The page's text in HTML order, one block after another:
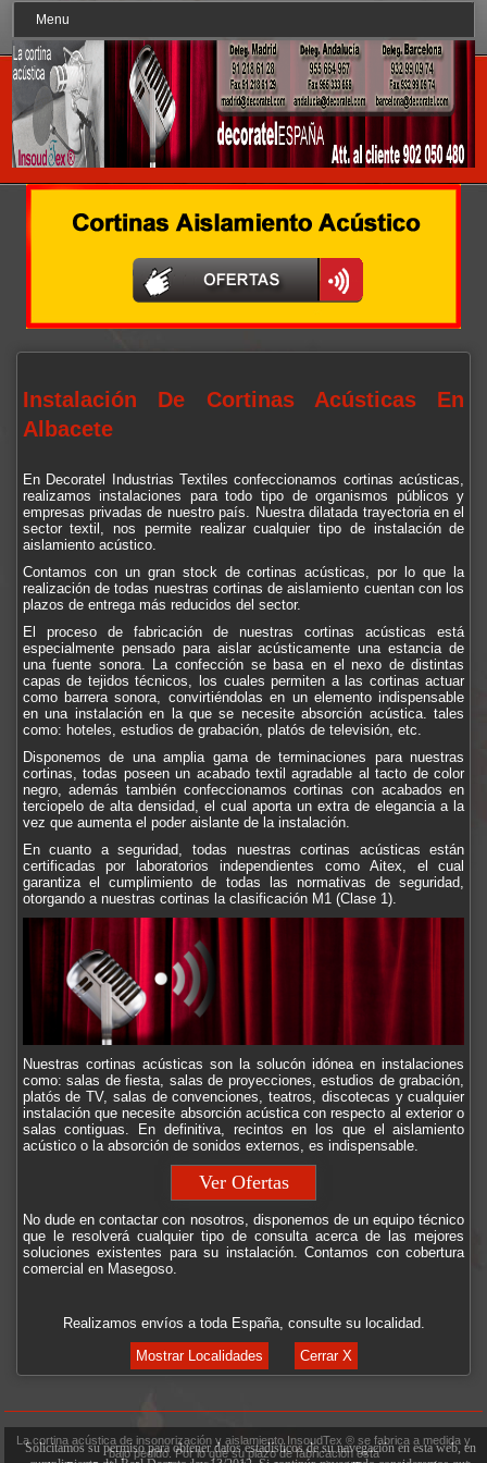
Menu
Instalación De Cortinas Acústicas En
Albacete
En Decoratel Industrias Textiles confeccionamos cortinas acústicas,
realizamos instalaciones para todo tipo de organismos públicos y
empresas privadas de nuestro país. Nuestra dilatada trayectoria en el
sector textil, nos permite realizar cualquier tipo de instalación de
aislamiento acústico.
Contamos con un gran stock de cortinas acústicas, por lo que la
realización de todas nuestras cortinas de aislamiento cuentan con los
plazos de entrega más reducidos del sector.
El proceso de fabricación de nuestras cortinas acústicas está
especialmente pensado para aislar acústicamente una estancia de
una fuente sonora. La confección se basa en el nexo de distintas
capas de tejidos técnicos, los cuales permiten a las cortinas actuar
como barrera sonora, convirtiéndolas en un elemento indispensable
en una instalación en la que se necesite absorción acústica. tales
como: hoteles, estudios de grabación, platós de televisión, etc.
Disponemos de una amplia gama de terminaciones para nuestras
cortinas, todas poseen un acabado textil agradable al tacto de color
negro, además también confeccionamos cortinas con acabados en
terciopelo de alta densidad, el cual aporta un extra de elegancia a la
vez que aumenta el poder aislante de la instalación.
En cuanto a seguridad, todas nuestras cortinas acústicas están
certificadas por laboratorios independientes como Aitex, el cual
garantiza el cumplimiento de todas las normativas de seguridad,
otorgando a nuestras cortinas la clasificación M1 (Clase 1).
Nuestras cortinas acústicas son la solucón idónea en instalaciones
como: salas de fiesta, salas de proyecciones, estudios de grabación,
platós de TV, salas de convenciones, teatros, discotecas y cualquier
instalación que necesite absorción acústica con respecto al exterior o
salas contiguas. En definitiva, recintos en los que el aislamiento
acústico o la absorción de sonidos externos, es indispensable.
Ver Ofertas
No dude en contactar con nosotros, disponemos de un equipo técnico
que le resolverá cualquier tipo de consulta acerca de las mejores
soluciones existentes para su instalación. Contamos con cobertura
comercial en Masegoso.
Realizamos envíos a toda España, consulte su localidad.
Mostrar Localidades
Cerrar X
La cortina acústica de insonorización y aislamiento InsoudTex ® se fabrica a medida y
bajo pedido. Por lo que su plazo de fabricación está
Solicitamos su permiso para obtener datos estadísticos de su navegación en esta web, en